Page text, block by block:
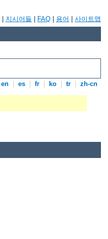
지시어들 FAQ 용어 사이트맵
en es fr ko tr zh-cn